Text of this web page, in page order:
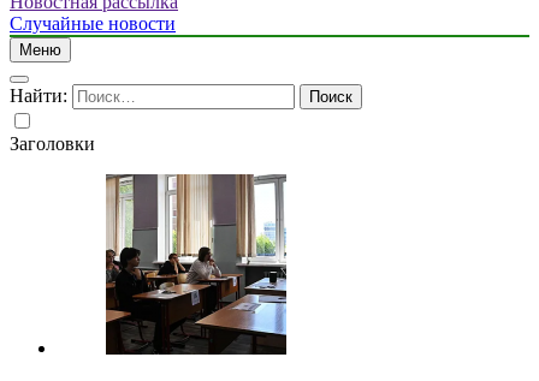
Случайные новости
Меню
Найти:
Заголовки